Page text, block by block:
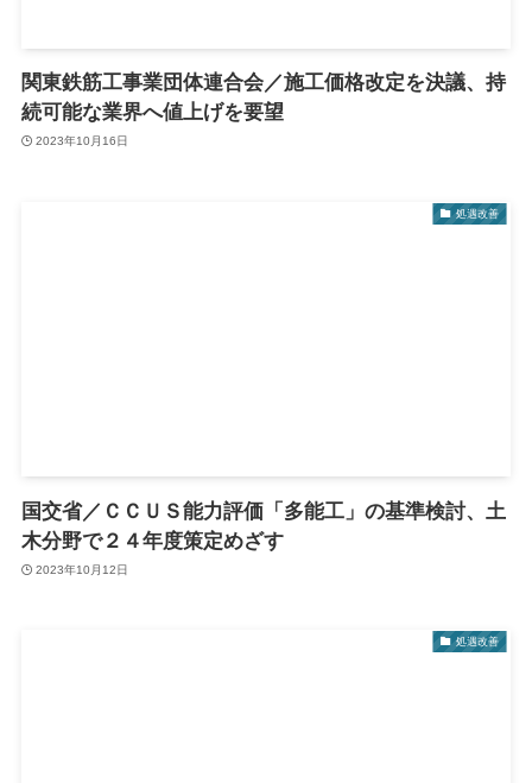
関東鉄筋工事業団体連合会／施工価格改定を決議、持
続可能な業界へ値上げを要望
2023年10月16日
処遇改善
国交省／ＣＣＵＳ能力評価「多能工」の基準検討、土
木分野で２４年度策定めざす
2023年10月12日
処遇改善